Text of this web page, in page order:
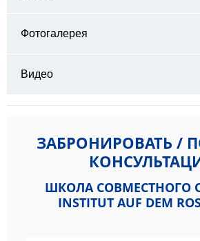
Фотогалерея
Видео
ЗАБРОНИРОВАТЬ /
ШКОЛА СОВМЕСТНОГО
INSTITUT AUF DEM